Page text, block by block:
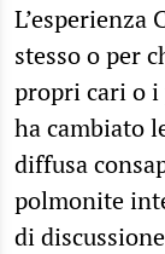
L’esperienza
stesso o per
propri cari o i
ha cambiato
diffusa
polmonite
di